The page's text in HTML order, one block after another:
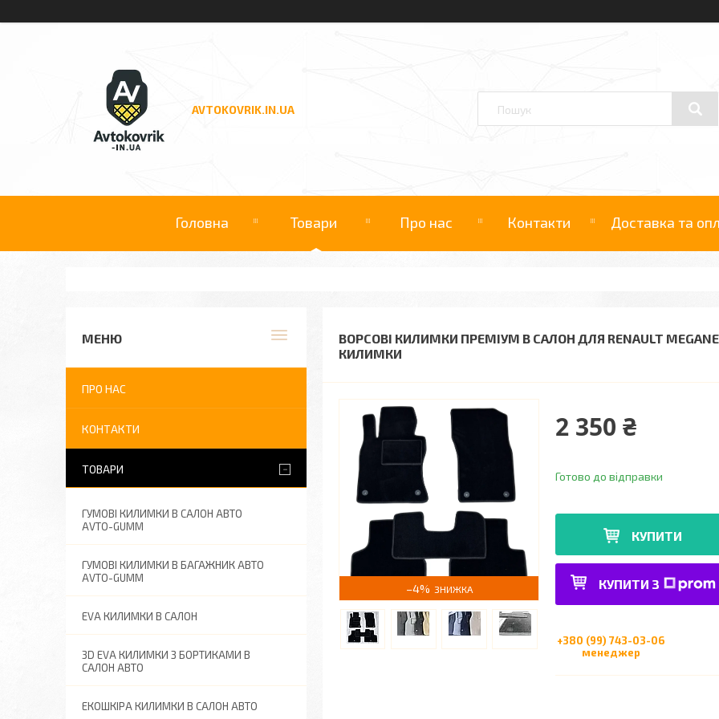
AVTOKOVRIK.IN.UA
Головна Товари Про нас Контакти Доставка та
ВОРСОВІ КИЛИМКИ ПРЕМІУМ В САЛОН ДЛЯ RENAULT
КИЛИМКИ
–4%
2 350 ₴
Готово до відправки
КУПИТИ
КУПИТИ З
+380 (99) 743-03-06
менеджер
ПРО НАС
КОНТАКТИ
ТОВАРИ
ГУМОВІ КИЛИМКИ В САЛОН АВТО
AVTO-GUMM
ГУМОВІ КИЛИМКИ В БАГАЖНИК АВТО
AVTO-GUMM
EVA КИЛИМКИ В САЛОН
3D EVA КИЛИМКИ З БОРТИКАМИ В
САЛОН АВТО
ЕКОШКІРА КИЛИМКИ В САЛОН АВТО